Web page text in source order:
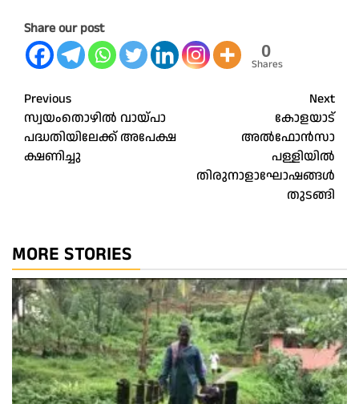
Share our post
0
Shares
Post
navigation
Previous
സ്വയംതൊഴിൽ വായ്പാ
പദ്ധതിയിലേക്ക് അപേക്ഷ
ക്ഷണിച്ചു
Next
കോളയാട്
അൽഫോൻസാ
പള്ളിയിൽ
തിരുനാളാഘോഷങ്ങൾ
തുടങ്ങി
MORE STORIES